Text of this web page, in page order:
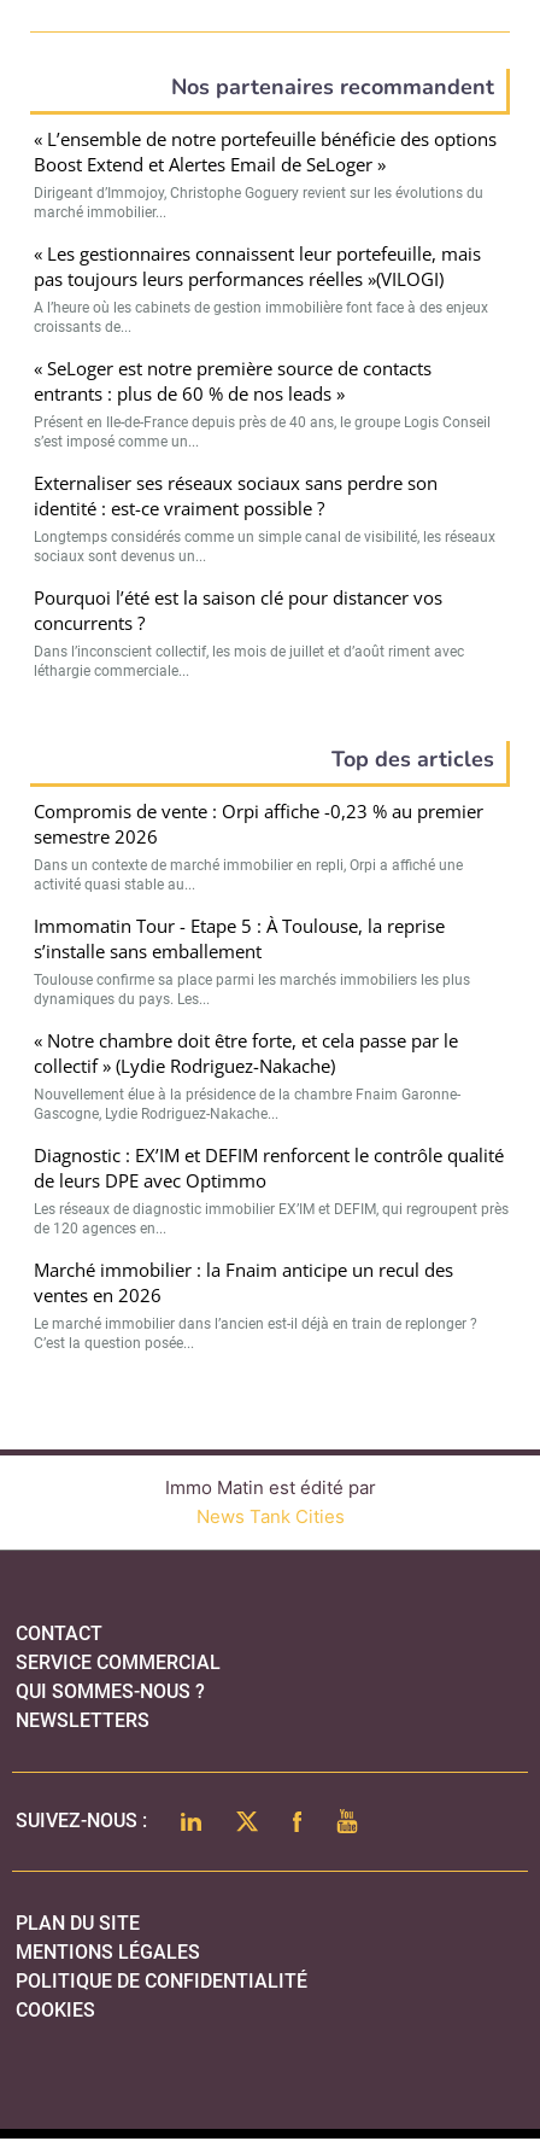
Nos partenaires recommandent
« L’ensemble de notre portefeuille bénéficie des options
Boost Extend et Alertes Email de SeLoger »
Dirigeant d’Immojoy, Christophe Goguery revient sur les évolutions du
marché immobilier...
« Les gestionnaires connaissent leur portefeuille, mais
pas toujours leurs performances réelles »(VILOGI)
A l’heure où les cabinets de gestion immobilière font face à des enjeux
croissants de...
« SeLoger est notre première source de contacts
entrants : plus de 60 % de nos leads »
Présent en Ile-de-France depuis près de 40 ans, le groupe Logis Conseil
s’est imposé comme un...
Externaliser ses réseaux sociaux sans perdre son
identité : est-ce vraiment possible ?
Longtemps considérés comme un simple canal de visibilité, les réseaux
sociaux sont devenus un...
Pourquoi l’été est la saison clé pour distancer vos
concurrents ?
Dans l’inconscient collectif, les mois de juillet et d’août riment avec
léthargie commerciale...
Top des articles
Compromis de vente : Orpi affiche -0,23 % au premier
semestre 2026
Dans un contexte de marché immobilier en repli, Orpi a affiché une
activité quasi stable au...
Immomatin Tour - Etape 5 : À Toulouse, la reprise
s’installe sans emballement
Toulouse confirme sa place parmi les marchés immobiliers les plus
dynamiques du pays. Les...
« Notre chambre doit être forte, et cela passe par le
collectif » (Lydie Rodriguez-Nakache)
Nouvellement élue à la présidence de la chambre Fnaim Garonne-
Gascogne, Lydie Rodriguez-Nakache...
Diagnostic : EX’IM et DEFIM renforcent le contrôle qualité
de leurs DPE avec Optimmo
Les réseaux de diagnostic immobilier EX’IM et DEFIM, qui regroupent près
de 120 agences en...
Marché immobilier : la Fnaim anticipe un recul des
ventes en 2026
Le marché immobilier dans l’ancien est-il déjà en train de replonger ?
C’est la question posée...
Immo Matin est édité par
News Tank Cities
CONTACT
SERVICE COMMERCIAL
QUI SOMMES-NOUS ?
NEWSLETTERS
SUIVEZ-NOUS : LINKEDINTWITTERFACEBOOK
YOUTUBE
PLAN DU SITE
MENTIONS LÉGALES
POLITIQUE DE CONFIDENTIALITÉ
COOKIES